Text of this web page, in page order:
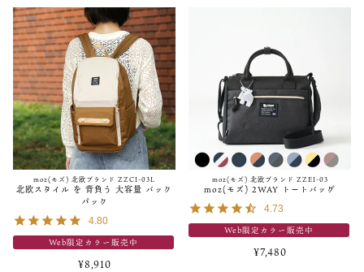
登場
2020/02
moz(モズ)"EVERY - ZZCI"シリーズに新色『ネイビー×オフホワイト』が
登場
2019/10
moz(モズ)【新作情報】お財布ショルダー＆サコッシュ発売
moz(モズ) 北欧ブランド ZZCI-03L
北欧スタイル を 背負う 大容量 バック
パック
4.80
Web限定カラー販売中
¥8,910
moz(モズ) 北欧ブランド ZZEI-03
moz(モズ) 2WAY トートバッグ
4.73
Web限定カラー販売中
¥7,480